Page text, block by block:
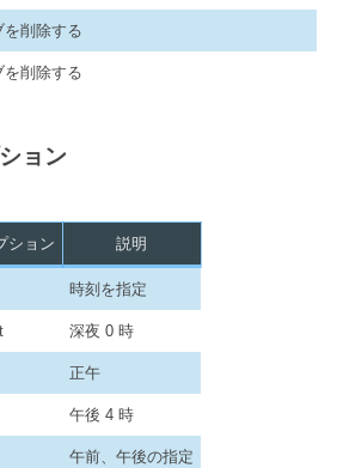
を削除する
を削除する
ョン
ション 説明
時刻を指定
深夜 0 時
正午
午後 4 時
午前、午後の指定